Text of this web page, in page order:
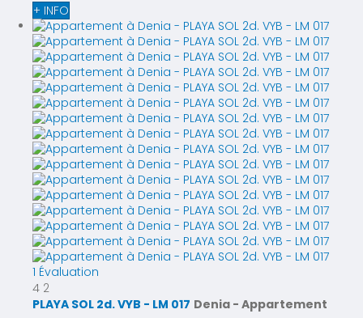
+ INFO
1 Évaluation
4 2
PLAYA SOL 2d. VYB - LM 017 Denia - Appartement